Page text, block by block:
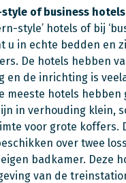
of business hotels
style’ hotels of bij
u in echte bedden en
De hotels hebben
en de inrichting is
meeste hotels hebben
in verhouding klein,
voor grote koffers.
over twee
badkamer. Deze
van de